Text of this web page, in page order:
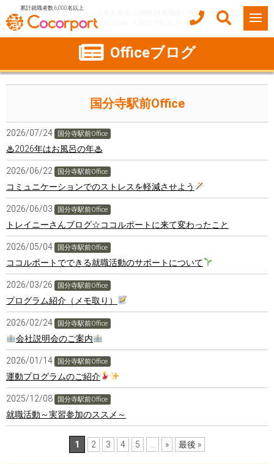
累計就職者数 6,000名以上
ココルポート(就労移行支援・定着支援/自立訓練/計画相談) HOME
事業所紹介
東京都
国分寺市 国分寺駅前Office
Officeブログ
国分寺駅前Office
2026/07/24 国分寺駅前Office
♨2026年はお風呂の年♨
2026/06/22 国分寺駅前Office
コミュニケーションでのストレスを軽減させよう
2026/06/03 国分寺駅前Office
トレイニーさんブログ☆ココルポートに来て変わったこと
2026/05/04 国分寺駅前Office
ココルポートでできる就職活動のサポートについて
2026/03/26 国分寺駅前Office
プログラム紹介（メモ取り）
2026/02/24 国分寺駅前Office
会社説明会のご案内
2026/01/14 国分寺駅前Office
運動プログラムのご紹介
2025/12/08 国分寺駅前Office
就職活動～実習参加のススメ～
1 2 3 4 5 » 最後 »